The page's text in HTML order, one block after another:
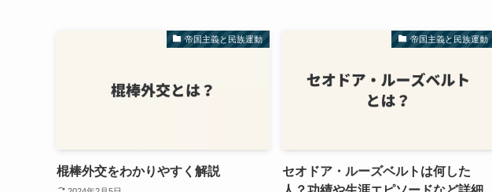
帝国主義と民族運動
棍棒外交をわかりやすく解説
帝国主義と民族運動
セオドア・ルーズベルトは何した